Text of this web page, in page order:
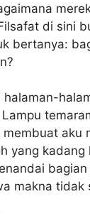
di sini
bertanya:
halaman-
aku
yang
makna